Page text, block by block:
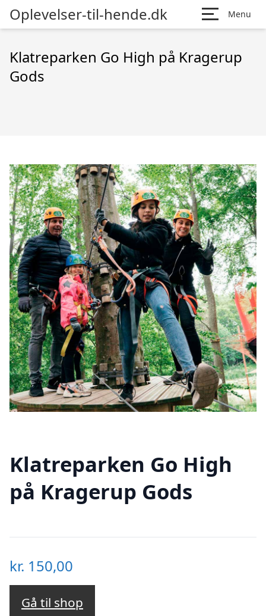
Oplevelser-til-hende.dk Menu
Klatreparken Go High på Kragerup
Gods
Klatreparken Go High
på Kragerup Gods
kr. 150,00
Gå til shop